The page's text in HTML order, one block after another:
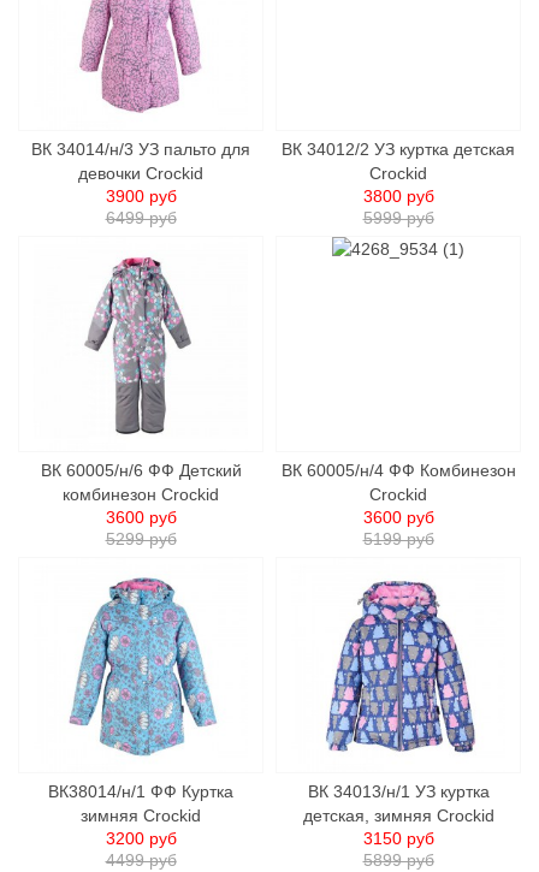
ВК 34014/н/3 УЗ пальто для
девочки Crockid
6499 руб
3900 руб
ВК 34012/2 УЗ куртка детcкая
Crockid
5999 руб
3800 руб
ВК 60005/н/6 ФФ Детский
комбинезон Crockid
5299 руб
3600 руб
ВК 60005/н/4 ФФ Комбинезон
Crockid
5199 руб
3600 руб
ВК38014/н/1 ФФ Куртка
зимняя Crockid
4499 руб
3200 руб
ВК 34013/н/1 УЗ куртка
детская, зимняя Crockid
5899 руб
3150 руб